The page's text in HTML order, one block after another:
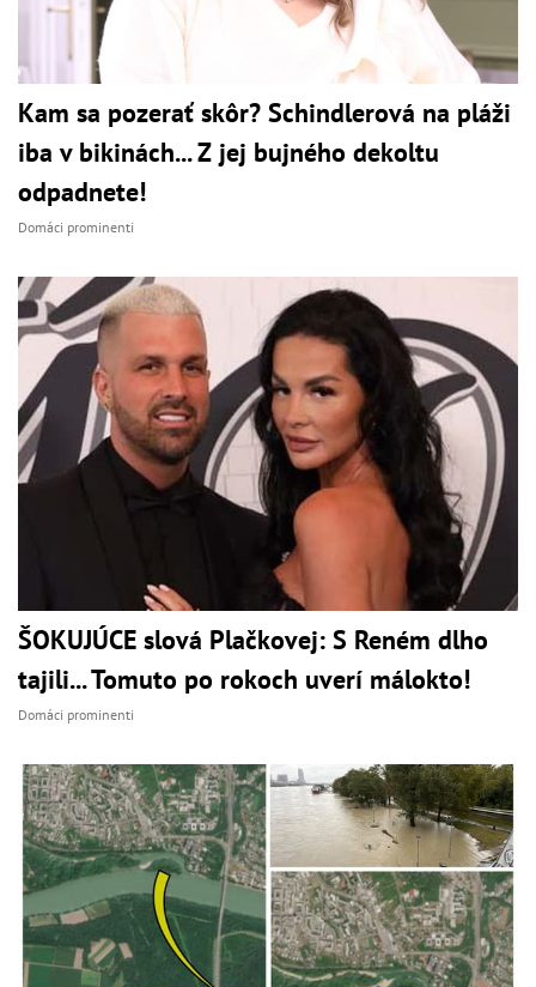
Kam sa pozerať skôr? Schindlerová na pláži
iba v bikinách... Z jej bujného dekoltu
odpadnete!
Domáci prominenti
ŠOKUJÚCE slová Plačkovej: S Reném dlho
tajili... Tomuto po rokoch uverí málokto!
Domáci prominenti